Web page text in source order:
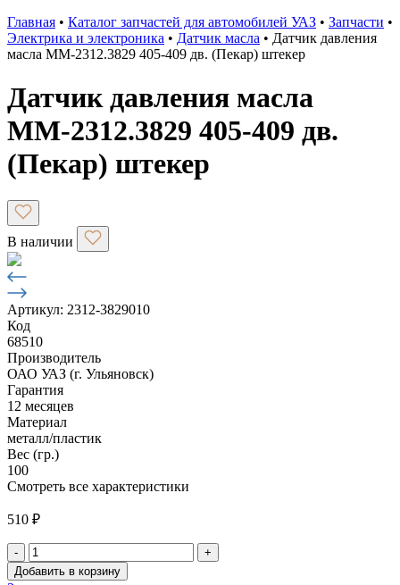
Главная • Каталог запчастей для автомобилей УАЗ • Запчасти •
Электрика и электроника • Датчик масла • Датчик давления
масла ММ-2312.3829 405-409 дв. (Пекар) штекер
Датчик давления масла
ММ-2312.3829 405-409 дв.
(Пекар) штекер
В наличии
Артикул: 2312-3829010
Код
68510
Производитель
ОАО УАЗ (г. Ульяновск)
Гарантия
12 месяцев
Материал
металл/пластик
Вес (гр.)
100
Смотреть все характеристики
510 ₽
- +
Количество
Добавить в корзину